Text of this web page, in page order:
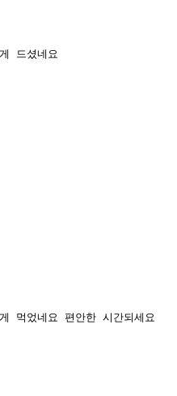
드셨네요
먹었네요 편안한 시간되세요